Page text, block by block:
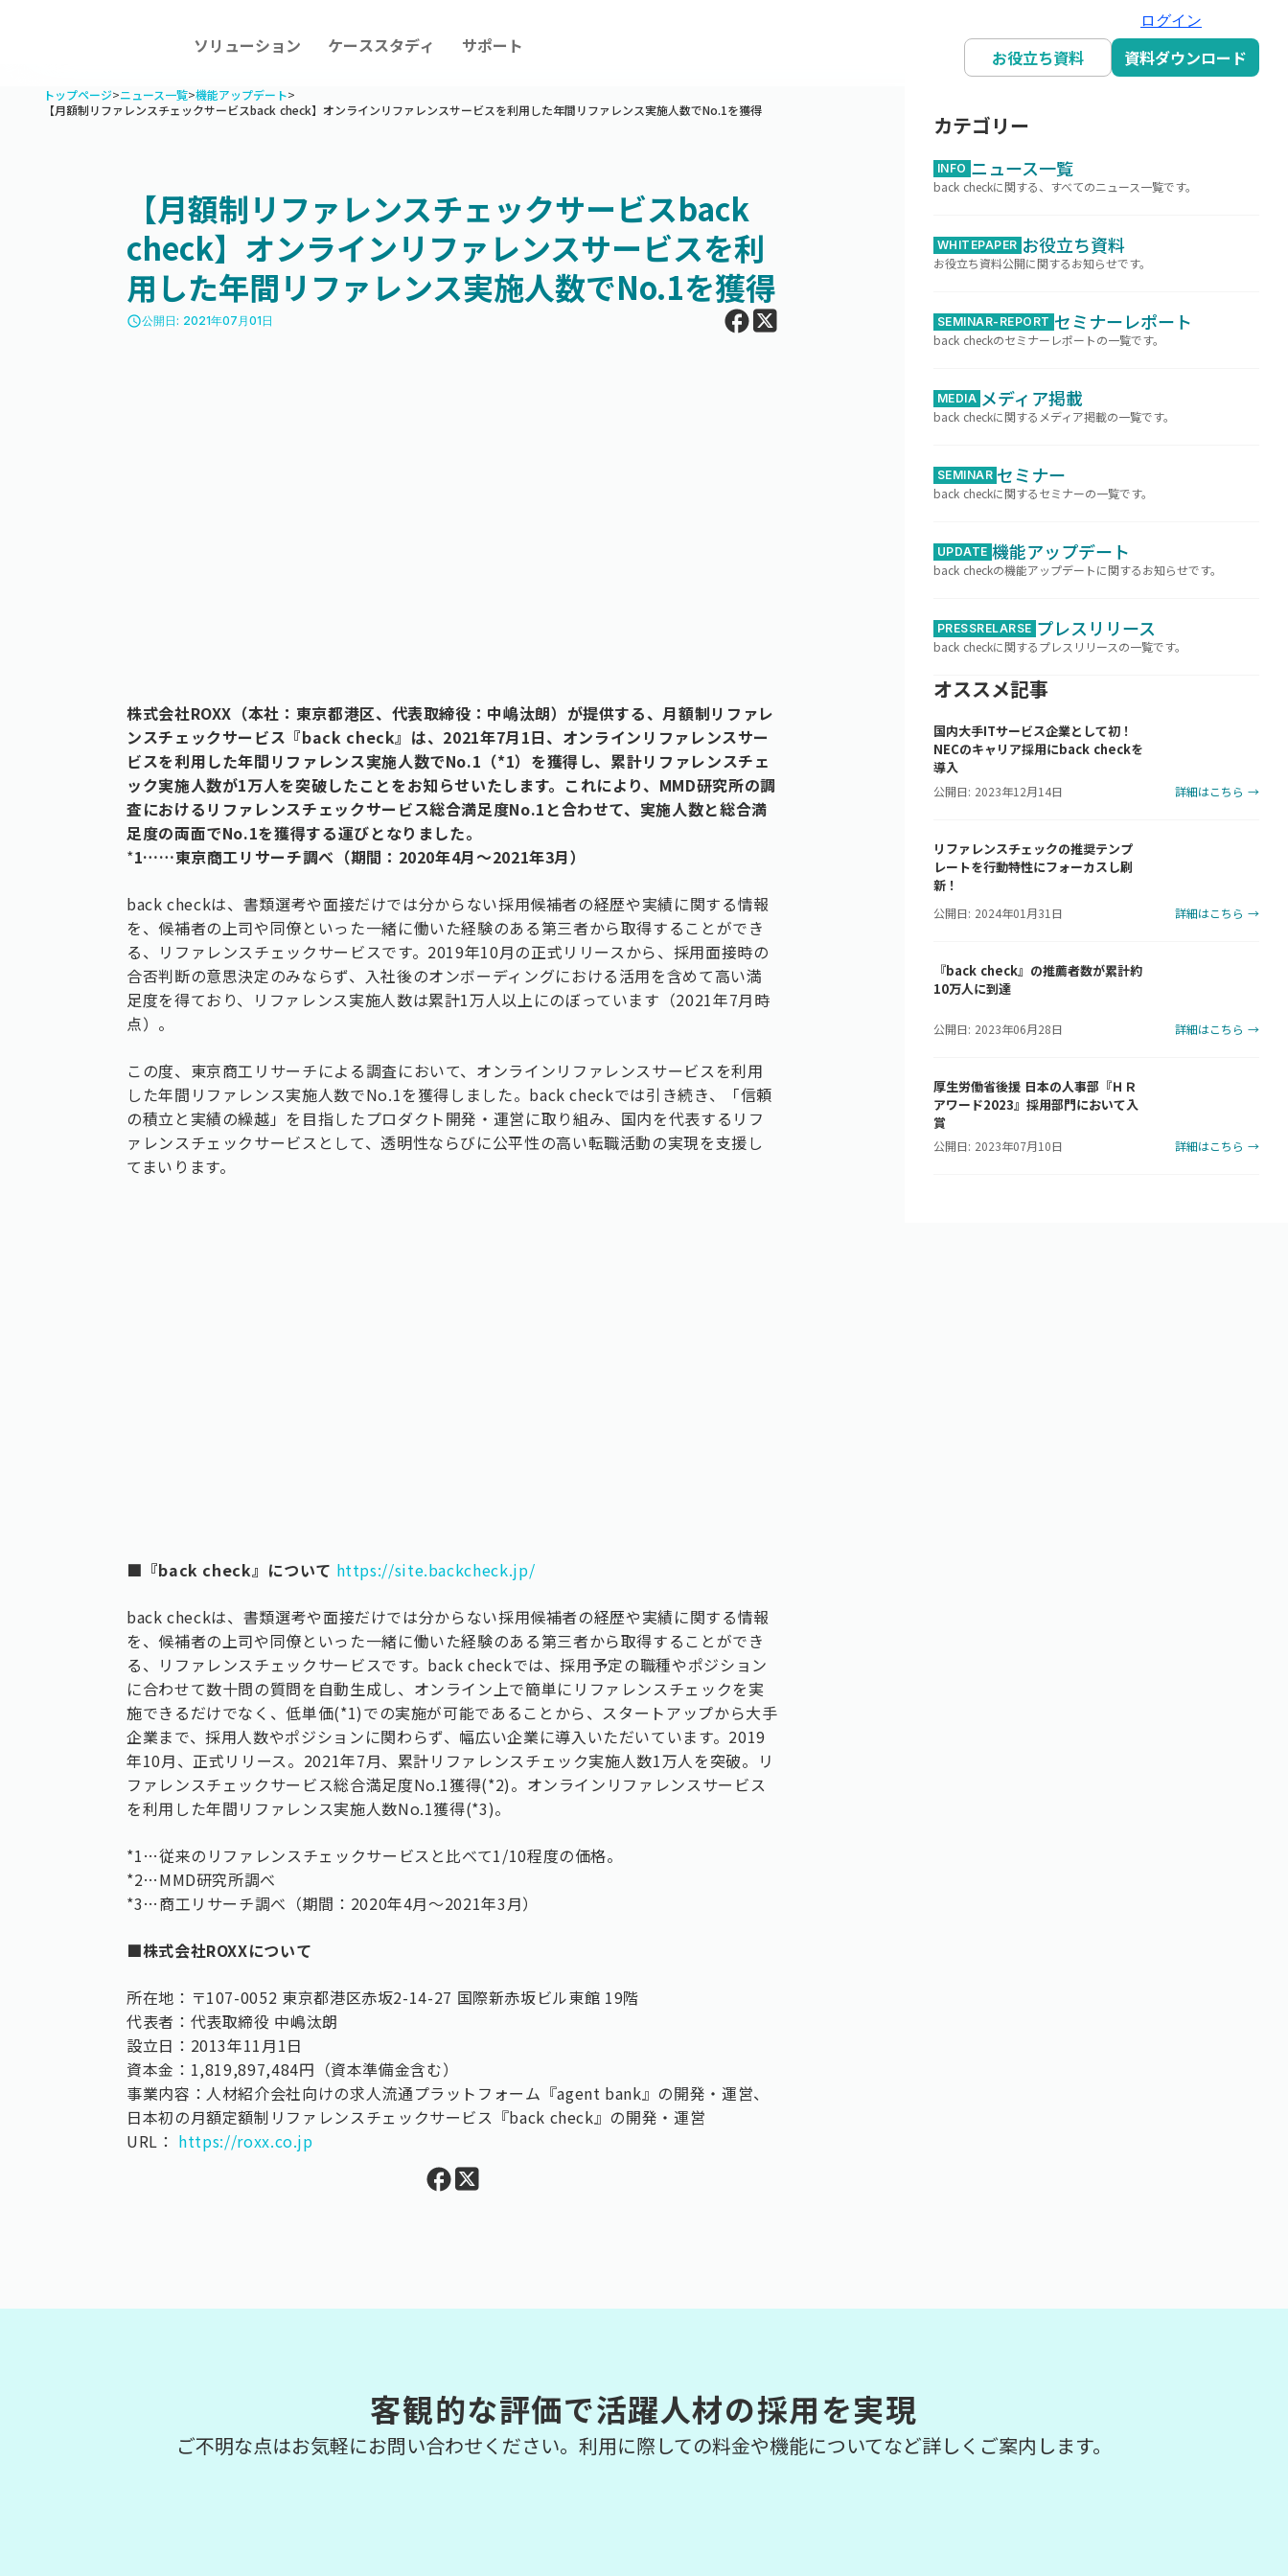
ソリューション ケーススタディ サポート
ログイン
お役立ち資料 資料ダウンロード
トップページ>ニュース一覧>機能アップデート>
【月額制リファレンスチェックサービスback check】オンラインリファレンスサービスを利用した年間リファレンス実施人数でNo.1を獲得
【月額制リファレンスチェックサービスback
check】オンラインリファレンスサービスを利
用した年間リファレンス実施人数でNo.1を獲得
access_time公開日: 2021年07月01日
株式会社ROXX（本社：東京都港区、代表取締役：中嶋汰朗）が提供する、月額制リファレ
ンスチェックサービス『back check』は、2021年7月1日、オンラインリファレンスサー
ビスを利用した年間リファレンス実施人数でNo.1（*1）を獲得し、累計リファレンスチェ
ック実施人数が1万人を突破したことをお知らせいたします。これにより、MMD研究所の調
査におけるリファレンスチェックサービス総合満足度No.1と合わせて、実施人数と総合満
足度の両面でNo.1を獲得する運びとなりました。
*1……東京商工リサーチ調べ（期間：2020年4月～2021年3月）
back checkは、書類選考や面接だけでは分からない採用候補者の経歴や実績に関する情報
を、候補者の上司や同僚といった一緒に働いた経験のある第三者から取得することができ
る、リファレンスチェックサービスです。2019年10月の正式リリースから、採用面接時の
合否判断の意思決定のみならず、入社後のオンボーディングにおける活用を含めて高い満
足度を得ており、リファレンス実施人数は累計1万人以上にのぼっています（2021年7月時
点）。
この度、東京商工リサーチによる調査において、オンラインリファレンスサービスを利用
した年間リファレンス実施人数でNo.1を獲得しました。back checkでは引き続き、「信頼
の積立と実績の繰越」を目指したプロダクト開発・運営に取り組み、国内を代表するリフ
ァレンスチェックサービスとして、透明性ならびに公平性の高い転職活動の実現を支援し
てまいります。
■『back check』について https://site.backcheck.jp/
back checkは、書類選考や面接だけでは分からない採用候補者の経歴や実績に関する情報
を、候補者の上司や同僚といった一緒に働いた経験のある第三者から取得することができ
る、リファレンスチェックサービスです。back checkでは、採用予定の職種やポジション
に合わせて数十問の質問を自動生成し、オンライン上で簡単にリファレンスチェックを実
施できるだけでなく、低単価(*1)での実施が可能であることから、スタートアップから大手
企業まで、採用人数やポジションに関わらず、幅広い企業に導入いただいています。2019
年10月、正式リリース。2021年7月、累計リファレンスチェック実施人数1万人を突破。リ
ファレンスチェックサービス総合満足度No.1獲得(*2)。オンラインリファレンスサービス
を利用した年間リファレンス実施人数No.1獲得(*3)。
*1…従来のリファレンスチェックサービスと比べて1/10程度の価格。
*2…MMD研究所調べ
*3…商工リサーチ調べ（期間：2020年4月～2021年3月）
■株式会社ROXXについて
所在地：〒107-0052 東京都港区赤坂2-14-27 国際新赤坂ビル東館 19階
代表者：代表取締役 中嶋汰朗
設立日：2013年11月1日
資本金：1,819,897,484円（資本準備金含む）
事業内容：人材紹介会社向けの求人流通プラットフォーム『agent bank』の開発・運営、
日本初の月額定額制リファレンスチェックサービス『back check』の開発・運営
URL： https://roxx.co.jp
カテゴリー
INFO ニュース一覧
back checkに関する、すべてのニュース一覧です。
WHITEPAPER お役立ち資料
お役立ち資料公開に関するお知らせです。
SEMINAR-REPORT セミナーレポート
back checkのセミナーレポートの一覧です。
MEDIA メディア掲載
back checkに関するメディア掲載の一覧です。
SEMINAR セミナー
back checkに関するセミナーの一覧です。
UPDATE 機能アップデート
back checkの機能アップデートに関するお知らせです。
PRESSRELARSE プレスリリース
back checkに関するプレスリリースの一覧です。
オススメ記事
国内大手ITサービス企業として初！
NECのキャリア採用にback checkを
導入
公開日: 2023年12月14日 詳細はこちら →
リファレンスチェックの推奨テンプ
レートを行動特性にフォーカスし刷
新！
公開日: 2024年01月31日 詳細はこちら →
『back check』の推薦者数が累計約
10万人に到達
公開日: 2023年06月28日 詳細はこちら →
厚生労働省後援 日本の人事部『ＨＲ
アワード2023』採用部門において入
賞
公開日: 2023年07月10日 詳細はこちら →
客観的な評価で活躍人材の採用を実現
ご不明な点はお気軽にお問い合わせください。利用に際しての料金や機能についてなど詳しくご案内します。